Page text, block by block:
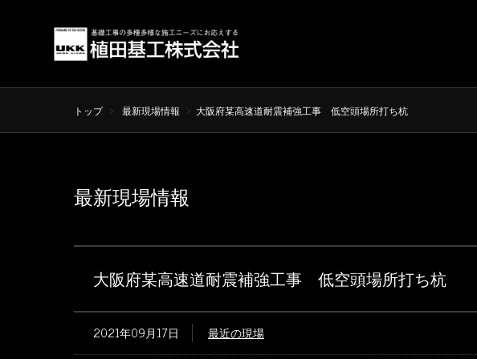
トップ 最新現場情報 大阪府某高速道耐震補強工事 低空頭場所打ち杭
最新現場情報
大阪府某高速道耐震補強工事 低空頭場所打ち杭
2021年09月17日 最近の現場